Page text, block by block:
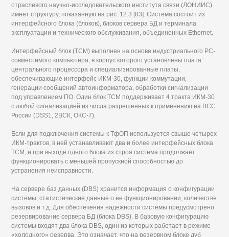
отраслевого научно-исследовательского института связи (ЛОНИИС)
имеет структуру, показанную на рис. 12.3 [83]. Система состоит из
интерфейсного блока (блоков), блоков сервера БД и терминала
эксплуатации и технического обслуживания, объединенных Ethernet.
Интерфейсный блок (ТСМ) выполнен на основе индустриального РС-
совместимого компьютера, в корпус которого установлены плата
центрального процессора и специализированные платы,
обеспечивающие интерфейс ИКМ-30, функции коммутации,
генерации сообщений автоинформатора, обработки сигнализации
под управлением ПО. Один блок ТСМ поддерживает 4 тракта ИКМ-30
с любой сигнализацией из числа разрешенных к применению на ВСС
России (DSS1, 2ВСК, ОКС-7).
Если для подключения системы к ТфОП используется свыше четырех
ИКМ-трактов, в ней устанавливают два и более интерфейсных блока
ТСМ, и при выходе одного блока из строя система продолжает
функционировать с меньшей пропускной способностью до
устранения неисправности.
На сервере баз данных (DBS) хранится информация о конфигурации
системы, статистические данные о ее функционировании, количестве
вызовов и т.д. Для обеспечения надежности системы предусмотрено
резервирование сервера БД (блока DBS). В базовую конфигурацию
системы входят два блока DBS, один из которых работает в режиме
«холодного» резерва. Это означает, что на резервном блоке дуб